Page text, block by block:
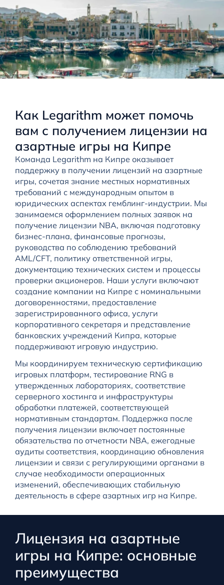
Как Legarithm может помочь
вам с получением лицензии на
азартные игры на Кипре
Команда Legarithm на Кипре оказывает
поддержку в получении лицензий на азартные
игры, сочетая знание местных нормативных
требований с международным опытом в
юридических аспектах гемблинг-индустрии. Мы
занимаемся оформлением полных заявок на
получение лицензии NBA, включая подготовку
бизнес-плана, финансовые прогнозы,
руководства по соблюдению требований
AML/CFT, политику ответственной игры,
документацию технических систем и процессы
проверки акционеров. Наши услуги включают
создание компании на Кипре с номинальными
договоренностями, предоставление
зарегистрированного офиса, услуги
корпоративного секретаря и представление
банковских учреждений Кипра, которые
поддерживают игровую индустрию.
Мы координируем техническую сертификацию
игровых платформ, тестирование RNG в
утвержденных лабораториях, соответствие
серверного хостинга и инфраструктуры
обработки платежей, соответствующей
нормативным стандартам. Поддержка после
получения лицензии включает постоянные
обязательства по отчетности NBA, ежегодные
аудиты соответствия, координацию обновления
лицензии и связи с регулирующими органами в
случае необходимости операционных
изменений, обеспечивающих стабильную
деятельность в сфере азартных игр на Кипре.
Лицензия на азартные
игры на Кипре: основные
преимущества